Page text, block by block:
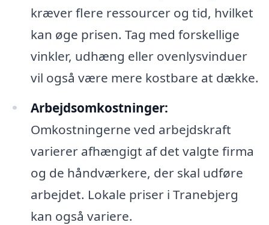
kræver flere ressourcer og tid, hvilket
kan øge prisen. Tag med forskellige
vinkler, udhæng eller ovenlysvinduer
vil også være mere kostbare at dække.
Arbejdsomkostninger:
Omkostningerne ved arbejdskraft
varierer afhængigt af det valgte firma
og de håndværkere, der skal udføre
arbejdet. Lokale priser i Tranebjerg
kan også variere.